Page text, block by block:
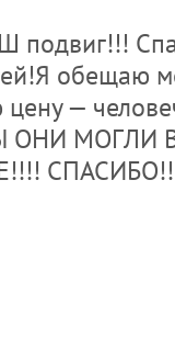
подвиг!!!
обещаю
цену —
ОНИ МОГЛИ